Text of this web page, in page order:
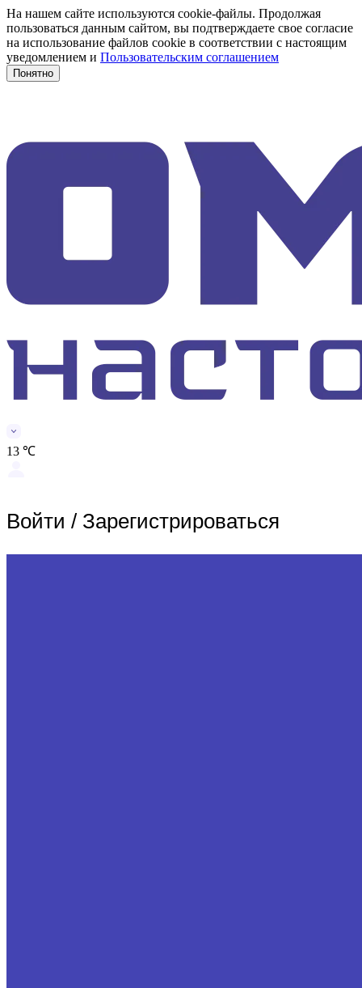
На нашем сайте используются cookie-файлы. Продолжая
пользоваться данным сайтом, вы подтверждаете свое согласие
на использование файлов cookie в соответствии с настоящим
уведомлением и Пользовательским соглашением
Понятно
13 ℃
Войти / Зарегистрироваться